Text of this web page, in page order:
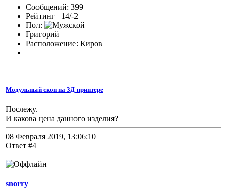
Сообщений: 399
Рейтинг +14/-2
Пол:
Григорий
Расположение: Киров
Модульный скоп на 3Д принтере
Послежу.
И какова цена данного изделия?
08 Февраля 2019, 13:06:10
Ответ #4
snorry